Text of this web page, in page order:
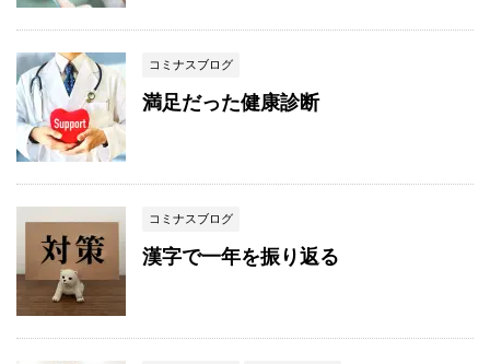
コミナスブログ
満足だった健康診断
コミナスブログ
漢字で一年を振り返る